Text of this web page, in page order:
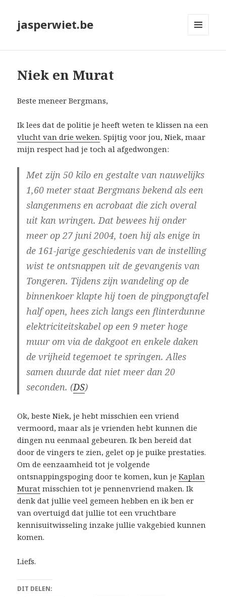
jasperwiet.be
Niek en Murat
Beste meneer Bergmans,
Ik lees dat de politie je heeft weten te klissen na een
vlucht van drie weken. Spijtig voor jou, Niek, maar
mijn respect had je toch al afgedwongen:
Met zijn 50 kilo en gestalte van nauwelijks
1,60 meter staat Bergmans bekend als een
slangenmens en acrobaat die zich overal
uit kan wringen. Dat bewees hij onder
meer op 27 juni 2004, toen hij als enige in
de 161-jarige geschiedenis van de instelling
wist te ontsnappen uit de gevangenis van
Tongeren. Tijdens zijn wandeling op de
binnenkoer klapte hij toen de pingpongtafel
half open, hees zich langs een flinterdunne
elektriciteitskabel op een 9 meter hoge
muur om via de dakgoot en enkele daken
de vrijheid tegemoet te springen. Alles
samen duurde dat niet meer dan 20
seconden. (DS)
Ok, beste Niek, je hebt misschien een vriend
vermoord, maar als je vrienden hebt kunnen die
dingen nu eenmaal gebeuren. Ik ben bereid dat
door de vingers te zien, gelet op je puike prestaties.
Om de eenzaamheid tot je volgende
ontsnappingspoging door te komen, kun jeKaplan
Murat misschien tot je pennenvriend maken. Ik
denk dat jullie veel gemeen hebben en ik ben er
van overtuigd dat jullie tot een vruchtbare
kennisuitwisseling inzake jullie vakgebied kunnen
komen.
Liefs.
DIT DELEN: